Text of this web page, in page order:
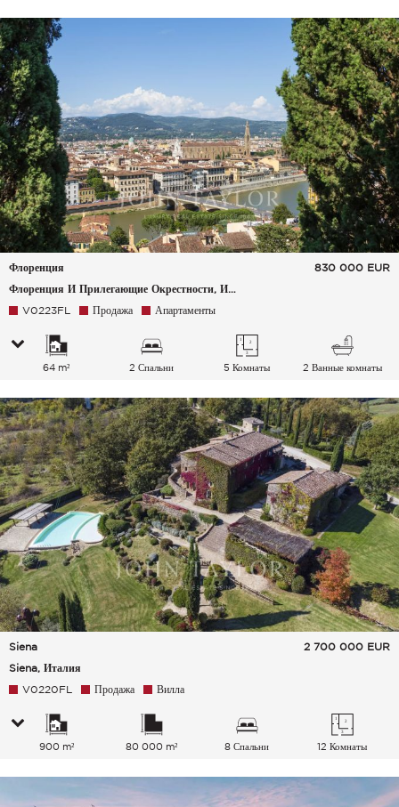
Флоренция
Флоренция И Прилегающие Окрестности, Италия
830 000 EUR
V0223FL Продажа Апартаменты
64 m² 2 Спальни 5 Комнаты 2 Ванные комнаты
Siena
Siena, Италия
2 700 000 EUR
V0220FL Продажа Вилла
900 m² 80 000 m² 8 Спальни 12 Комнаты